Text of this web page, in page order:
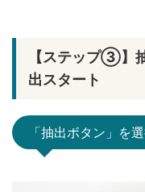
【ステップ③
出スタート
「抽出ボタン」を